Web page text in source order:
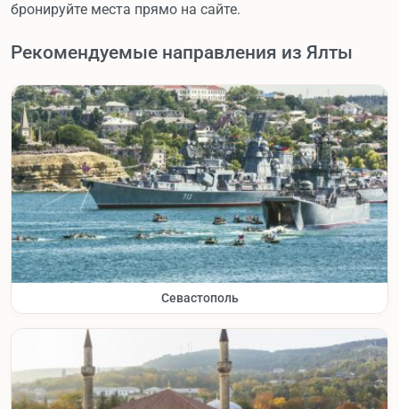
бронируйте места прямо на сайте.
Рекомендуемые направления из Ялты
Севастополь